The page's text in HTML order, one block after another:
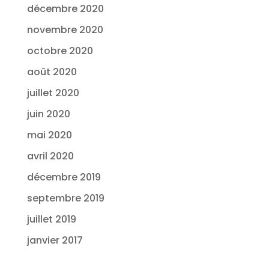
décembre 2020
novembre 2020
octobre 2020
août 2020
juillet 2020
juin 2020
mai 2020
avril 2020
décembre 2019
septembre 2019
juillet 2019
janvier 2017